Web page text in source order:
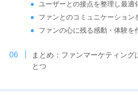
ユーザーとの接点を整理し最適
ファンとのコミュニケーション
ファンの心に残る感動・体験を
まとめ：ファンマーケティン
とつ